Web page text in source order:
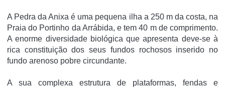
A Pedra da Anixa é uma pequena ilha a 250 m da costa, na
Praia do Portinho da Arrábida, e tem 40 m de comprimento.
A enorme diversidade biológica que apresenta deve-se à
rica constituição dos seus fundos rochosos inserido no
fundo arenoso pobre circundante.
A sua complexa estrutura de plataformas, fendas e